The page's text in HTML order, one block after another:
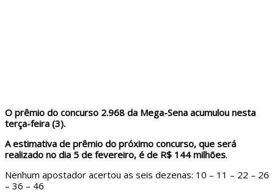
O prêmio do concurso 2.968 da Mega-Sena acumulou nesta
terça-feira (3).
A estimativa de prêmio do próximo concurso, que será
realizado no dia 5 de fevereiro, é de R$ 144 milhões.
Nenhum apostador acertou as seis dezenas: 10 – 11 – 22 – 26
– 36 – 46